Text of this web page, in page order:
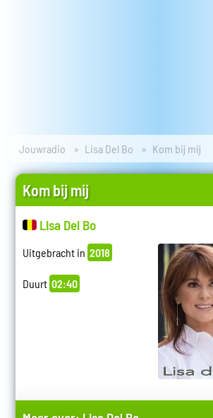
Jouwradio Lisa Del Bo Kom bij mij
Kom bij mij
Lisa Del Bo
Uitgebracht in 2018
Duurt 02:40